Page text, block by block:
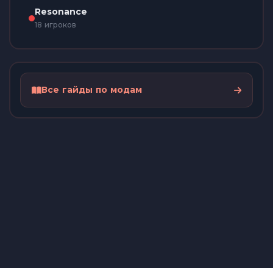
Resonance
18 игроков
Все гайды по модам